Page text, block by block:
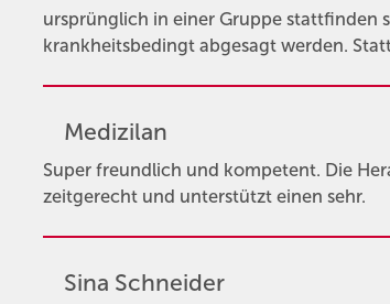
ursprünglich in einer Gruppe stattfinden
krankheitsbedingt abgesagt werden.
Medizilan
Super freundlich und kompetent. Die
zeitgerecht und unterstützt einen sehr.
Sina Schneider